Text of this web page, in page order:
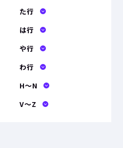
た行
は行
や行
わ行
H〜N
V〜Z